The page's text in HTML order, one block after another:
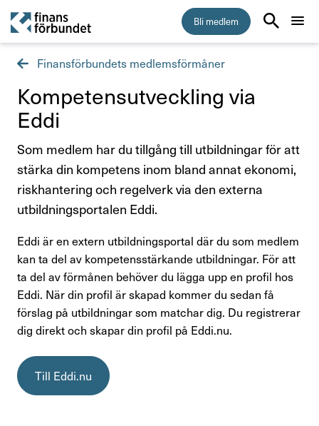
Bli medlem
Medlemskap
5 skäl att bli medlem i Finansförbundet
Vad kostar medlemskapet?
Så byter du fackförbund
Inkomstförsäkring
Personlig rådgivning och rättshjälp
Finansförbundets medlemsförmåner
Finansförbundets medlemsförmåner
Kompe­tens­ut­veck­ling via
Eddi
Som medlem har du tillgång till utbildningar för att
stärka din kompetens inom bland annat ekonomi,
riskhantering och regelverk via den externa
utbildningsportalen Eddi.
Eddi är en extern utbildningsportal där du som medlem
kan ta del av kompetensstärkande utbildningar. För att
ta del av förmånen behöver du lägga upp en profil hos
Eddi. När din profil är skapad kommer du sedan få
förslag på utbildningar som matchar dig. Du registrerar
dig direkt och skapar din profil på Eddi.nu.
Till Eddi.nu